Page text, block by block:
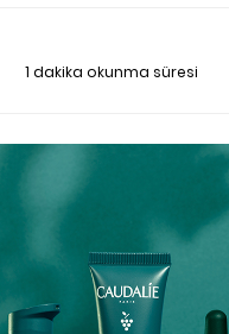
1 dakika okunma süresi